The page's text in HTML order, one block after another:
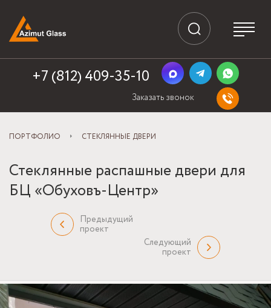
+7 (812) 409-35-10
Заказать звонок
ПОРТФОЛИО СТЕКЛЯННЫЕ ДВЕРИ
Стеклянные распашные двери для
БЦ «Обуховъ-Центр»
Предыдущий
проект
Следующий
проект